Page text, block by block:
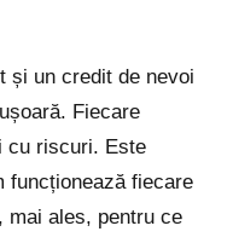
și un credit de nevoi
Fiecare
cu riscuri. Este
funcționează fiecare
mai ales, pentru ce